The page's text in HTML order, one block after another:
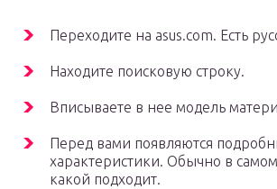
Переходите на asus.com. Есть
Находите поисковую строку.
Вписываете в нее модель
Перед вами появляются
характеристики. Обычно в
какой подходит.